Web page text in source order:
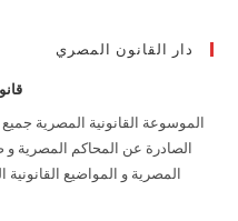
دار القانون المصري
الموسوعة القانونية المصرية
الصادرة عن المحاكم المصرية
المصرية و المواضيع القانونية